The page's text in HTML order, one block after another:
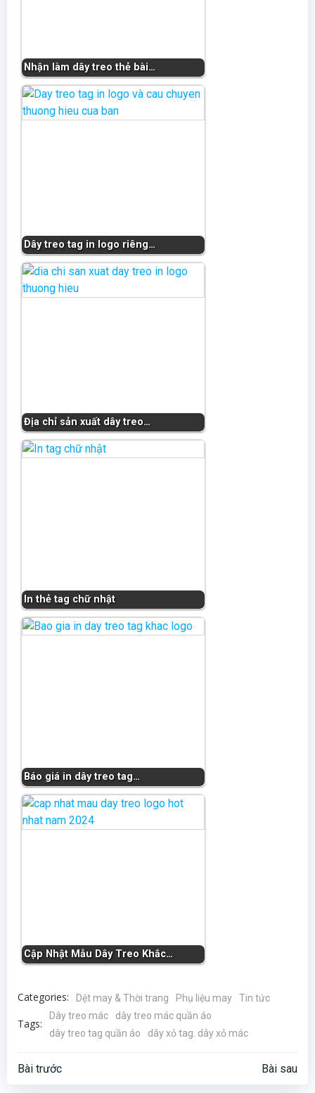
Nhận làm dây treo thẻ bài…
Dây treo tag in logo riêng…
Địa chỉ sản xuất dây treo…
In thẻ tag chữ nhật
Báo giá in dây treo tag…
Cập Nhật Mẫu Dây Treo Khắc…
Categories: Dệt may & Thời trang Phụ liệu may Tin tức
Tags:
Dây treo mác
dây treo mác quần áo
dây treo tag quần áo
dây xỏ tag. dây xỏ mác
Điều
Bài trước
Điều
Bài sau